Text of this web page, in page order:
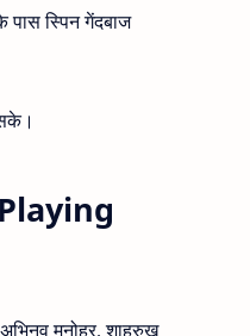
पास स्पिन गेंदबाज
Playing
मनोहर, शाहरुख